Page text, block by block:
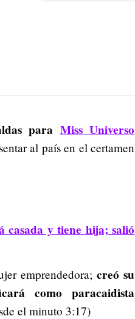
para Miss Universo
al país en el certamen
casada y tiene hija; salió
emprendedora;creó su
como paracaidista
el minuto 3:17)